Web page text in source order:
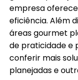
empresa
eficiência. Além
áreas gourmet
de praticidade e
conferir mais
planejadas e